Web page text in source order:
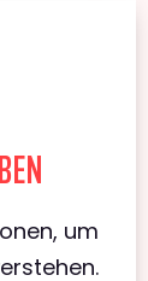
um